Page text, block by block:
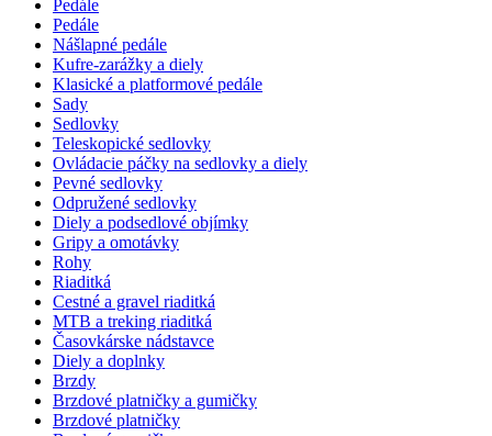
Pedále
Pedále
Nášlapné pedále
Kufre-zarážky a diely
Klasické a platformové pedále
Sady
Sedlovky
Teleskopické sedlovky
Ovládacie páčky na sedlovky a diely
Pevné sedlovky
Odpružené sedlovky
Diely a podsedlové objímky
Gripy a omotávky
Rohy
Riaditká
Cestné a gravel riaditká
MTB a treking riaditká
Časovkárske nádstavce
Diely a doplnky
Brzdy
Brzdové platničky a gumičky
Brzdové platničky